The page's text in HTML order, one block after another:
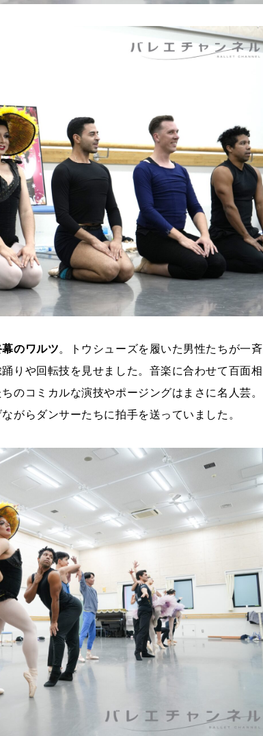
幕のワルツ。トウシューズを履いた男性たちが一斉
りや回転技を見せました。音楽に合わせて百面相
のコミカルな演技やポージングはまさに名人芸。
がらダンサーたちに拍手を送っていました。